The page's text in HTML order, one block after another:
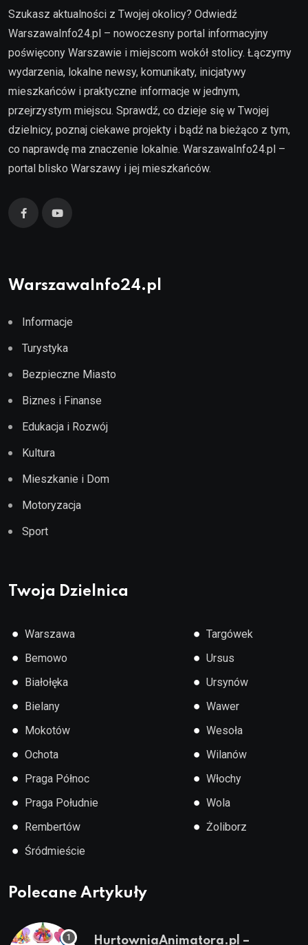
Szukasz aktualności z Twojej okolicy? Odwiedź
WarszawaInfo24.pl – nowoczesny portal informacyjny
poświęcony Warszawie i miejscom wokół stolicy. Łączymy
wydarzenia, lokalne newsy, komunikaty, inicjatywy
mieszkańców i praktyczne informacje w jednym,
przejrzystym miejscu. Sprawdź, co dzieje się w Twojej
dzielnicy, poznaj ciekawe projekty i bądź na bieżąco z tym,
co naprawdę ma znaczenie lokalnie. WarszawaInfo24.pl –
portal blisko Warszawy i jej mieszkańców.
WarszawaInfo24.pl
Informacje
Turystyka
Bezpieczne Miasto
Biznes i Finanse
Edukacja i Rozwój
Kultura
Mieszkanie i Dom
Motoryzacja
Sport
Twoja Dzielnica
● Warszawa
● Bemowo
● Białołęka
● Bielany
● Mokotów
● Ochota
● Praga Północ
● Praga Południe
● Rembertów
● Śródmieście
● Targówek
● Ursus
● Ursynów
● Wawer
● Wesoła
● Wilanów
● Włochy
● Wola
● Żoliborz
Polecane Artykuły
HurtowniaAnimatora.pl –